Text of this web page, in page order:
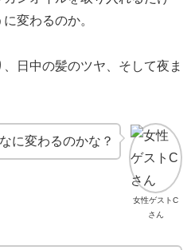
変わるのか。
日中の髪のツヤ、そして夜ま
女性ゲストC
さん
に変わるのかな？